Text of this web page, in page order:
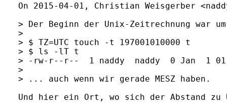
On 2015-04-01, Christian Weisgerber
> Der Beginn der Unix-Zeitrechnung war
>
> $ TZ=UTC touch -t 197001010000 t
> $ ls -lT t
> -rw-r--r--  1 naddy  naddy  0 Jan  1
>
> ... auch wenn wir gerade MESZ haben.
Und hier ein Ort, wo sich der Abstand zu